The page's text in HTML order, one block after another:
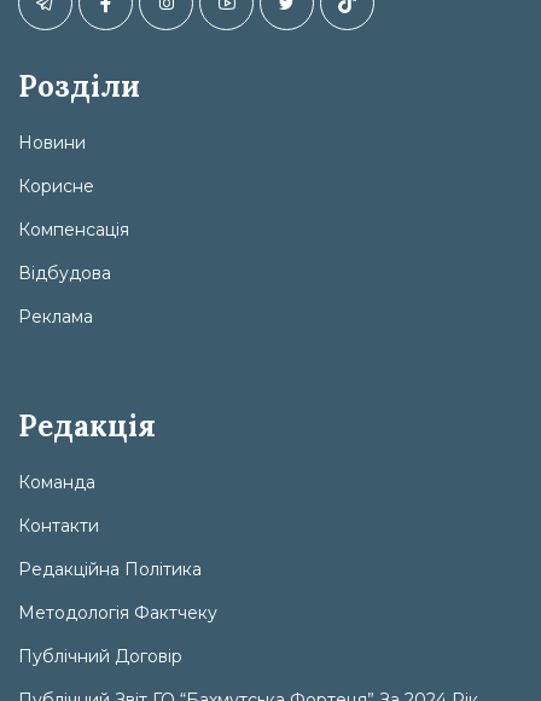
Розділи
Новини
Корисне
Компенсація
Відбудова
Реклама
Редакція
Команда
Контакти
Редакційна Політика
Методологія Фактчеку
Публічний Договір